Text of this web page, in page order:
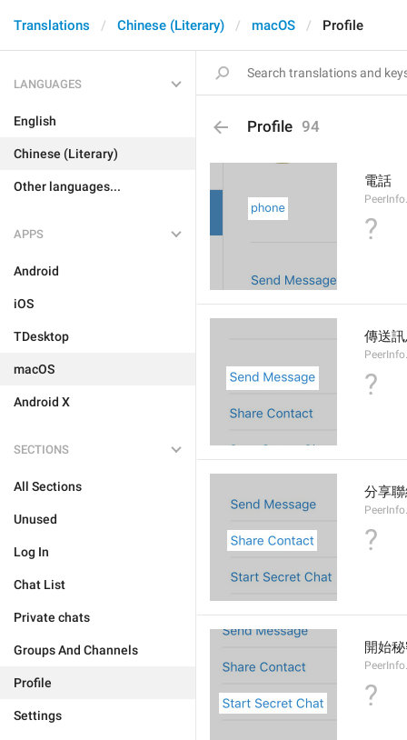
Translations Chinese (Literary) macOS Profile
LANGUAGES
English
Chinese (Literary)
Other languages...
APPS
Android
iOS
TDesktop
macOS
Android X
SECTIONS
All Sections
Unused
Log In
Chat List
Private chats
Groups And Channels
Profile
Settings
Profile 94
電話
?
傳送
?
分享
?
開始
?